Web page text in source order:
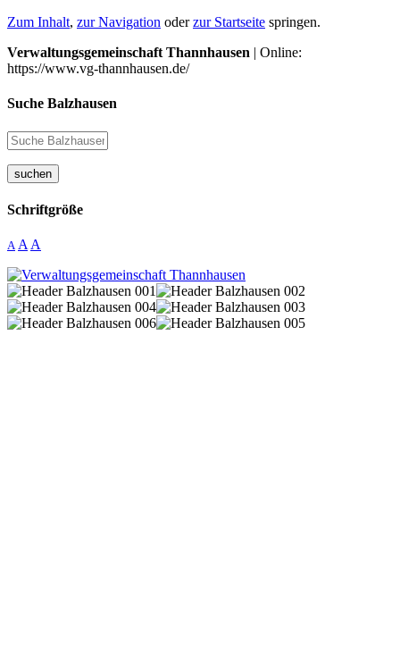
Zum Inhalt, zur Navigation oderzur Startseite springen.
Verwaltungsgemeinschaft Thannhausen | Online:
https://www.vg-thannhausen.de/
Suche Balzhausen
suchen
Schriftgröße
A A A